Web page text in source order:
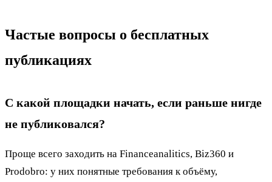
Частые вопросы о бесплатных
публикациях
С какой площадки начать, если раньше нигде
не публиковался?
Проще всего заходить на Financeanalitics, Biz360 и
Prodobro: у них понятные требования к объёму,